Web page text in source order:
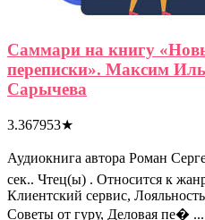
Саммари на книгу
переписки». Максим
Сарычева
3.367953★
Аудиокнига автора Роман
сек.. Чтец(ы) . Относится к
Клиентский сервис,
Советы от гуру, Деловая пе� ...